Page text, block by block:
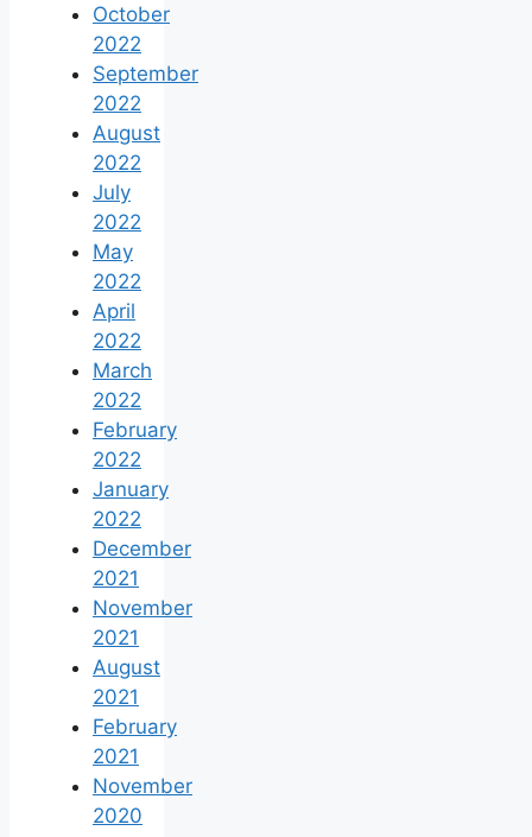
October
2022
September
2022
August
2022
July
2022
May
2022
April
2022
March
2022
February
2022
January
2022
December
2021
November
2021
August
2021
February
2021
November
2020